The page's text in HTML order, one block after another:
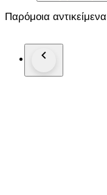
Παρόμοια αντικείμενα